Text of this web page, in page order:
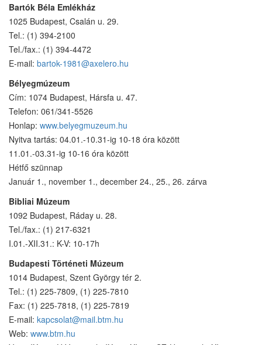
Bartók Béla Emlékház
1025 Budapest, Csalán u. 29.
Tel.: (1) 394-2100
Tel./fax.: (1) 394-4472
E-mail: bartok-1981@axelero.hu
Bélyegmúzeum
Cím: 1074 Budapest, Hársfa u. 47.
Telefon: 061/341-5526
Honlap: www.belyegmuzeum.hu
Nyitva tartás: 04.01.-10.31-ig 10-18 óra között
11.01.-03.31-ig 10-16 óra között
Hétfő szünnap
Január 1., november 1., december 24., 25., 26. zárva
Bibliai Múzeum
1092 Budapest, Ráday u. 28.
Tel./fax.: (1) 217-6321
I.01.-XII.31.: K-V: 10-17h
Budapesti Történeti Múzeum
1014 Budapest, Szent György tér 2.
Tel.: (1) 225-7809, (1) 225-7810
Fax: (1) 225-7818, (1) 225-7819
E-mail: kapcsolat@mail.btm.hu
Web: www.btm.hu